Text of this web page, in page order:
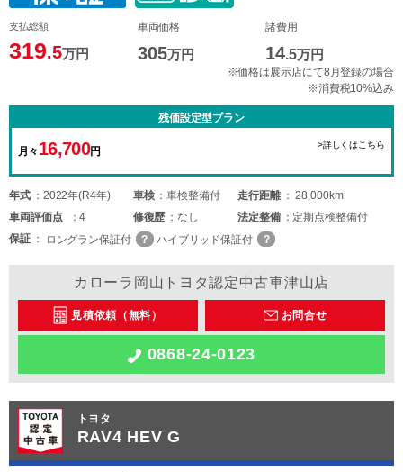
支払総額
319.5万円
車両価格
305万円
諸費用
14.5万円
※価格は展示店にて8月登録の場合
※消費税10%込み
残価設定型プラン
月々 16,700円
>詳しくはこちら
年式 2022年(R4年) 車検 車検整備付 走行距離
28,000km
車両評価点 4 修復歴 なし 法定整備
定期点検整備付
保証
ロングラン保証付 ハイブリッド保証付
カローラ岡山トヨタ認定中古車津山店
見積依頼（無料） お問合せ
0868-24-0123
トヨタ
RAV4 HEV G